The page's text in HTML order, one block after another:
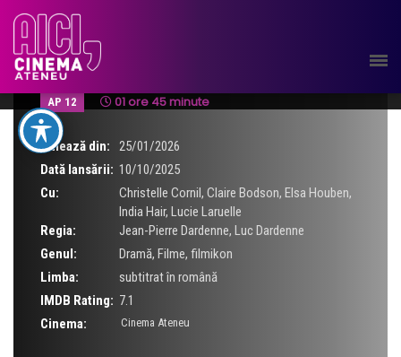
Mame tinere / Jeunes meres
AP 12 01 ore 45 minute
Rulează din:
25/01/2026
Dată lansării: 10/10/2025
Cu:
Christelle Cornil, Claire Bodson, Elsa Houben,
India Hair, Lucie Laruelle
Regia:
Jean-Pierre Dardenne, Luc Dardenne
Genul:
Dramă, Filme, filmikon
Limba:
subtitrat în română
IMDB Rating: 7.1
Cinema:
Cinema Ateneu